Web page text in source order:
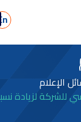
En
الإعلام
للشركة لزيادة